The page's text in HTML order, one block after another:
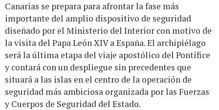
Canarias se prepara para afrontar la fase más
importante del amplio dispositivo de seguridad
diseñado por el Ministerio del Interior con motivo de
la visita del Papa León XIV a España. El archipiélago
será la última etapa del viaje apostólico del Pontífice
y contará con un despliegue sin precedentes que
situará a las islas en el centro de la operación de
seguridad más ambiciosa organizada por las Fuerzas
y Cuerpos de Seguridad del Estado.